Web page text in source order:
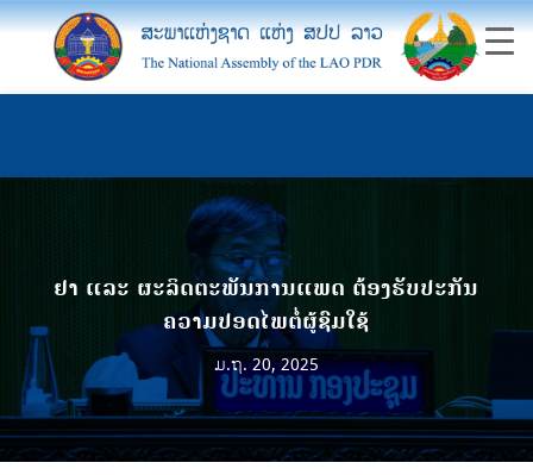
ຢາ ແລະ ຜະລິດຕະພັນການແພດ ຕ້ອງຮັບປະກັນ
ຄວາມປອດໄພຕໍ່ຜູ້ຊົມໃຊ້
ມ.ຖ. 20, 2025